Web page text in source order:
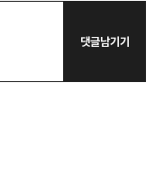
댓글남기기